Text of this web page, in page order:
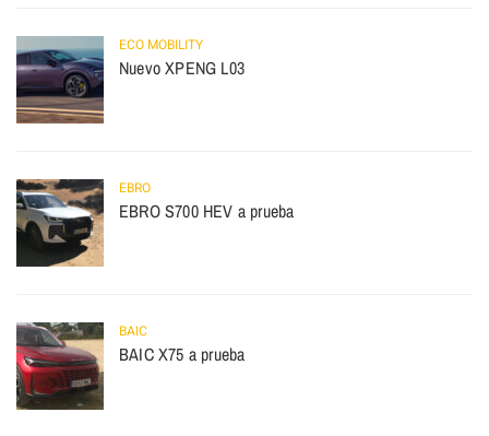
ECO MOBILITY
Nuevo XPENG L03
EBRO
EBRO S700 HEV a prueba
BAIC
BAIC X75 a prueba